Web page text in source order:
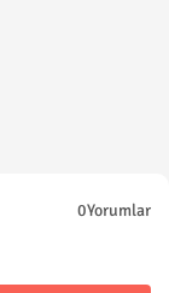
0Yorumlar